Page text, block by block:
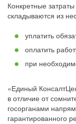
Конкретные
складываются из
уплатить
оплатить
при
«Единый
в отличие от
госорганами
гарантированного